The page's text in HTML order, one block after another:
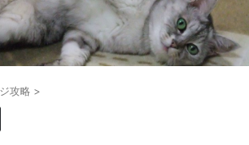
攻略 >